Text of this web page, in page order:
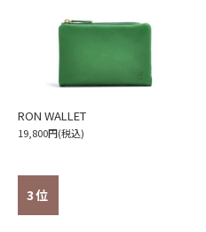
RON WALLET
19,800円(税込)
3位